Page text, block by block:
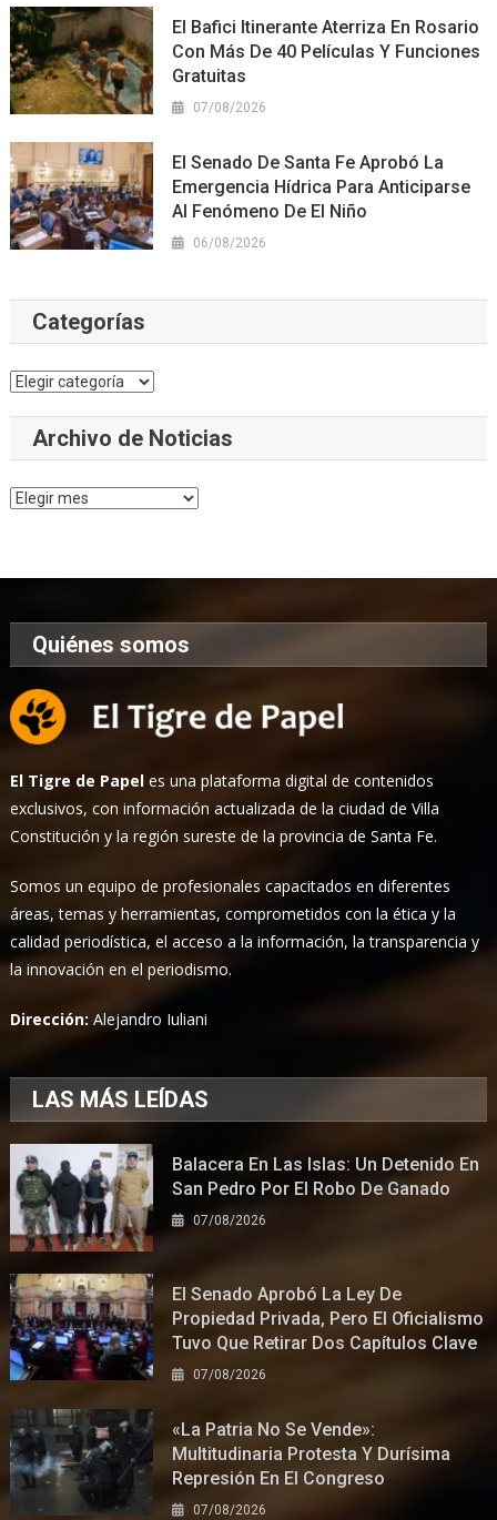
El Bafici Itinerante Aterriza En Rosario
Con Más De 40 Películas Y Funciones
Gratuitas
07/08/2026
El Senado De Santa Fe Aprobó La
Emergencia Hídrica Para Anticiparse
Al Fenómeno De El Niño
06/08/2026
Categorías
Categorías
Archivo de Noticias
Archivo
Quiénes somos
El Tigre de Papel es una plataforma digital de contenidos
exclusivos, con información actualizada de la ciudad de Villa
Constitución y la región sureste de la provincia de Santa Fe.
Somos un equipo de profesionales capacitados en diferentes
áreas, temas y herramientas, comprometidos con la ética y la
calidad periodística, el acceso a la información, la transparencia y
la innovación en el periodismo.
Dirección:Alejandro Iuliani
LAS MÁS LEÍDAS
Balacera En Las Islas: Un Detenido En
San Pedro Por El Robo De Ganado
07/08/2026
El Senado Aprobó La Ley De
Propiedad Privada, Pero El Oficialismo
Tuvo Que Retirar Dos Capítulos Clave
07/08/2026
«La Patria No Se Vende»:
Multitudinaria Protesta Y Durísima
Represión En El Congreso
07/08/2026